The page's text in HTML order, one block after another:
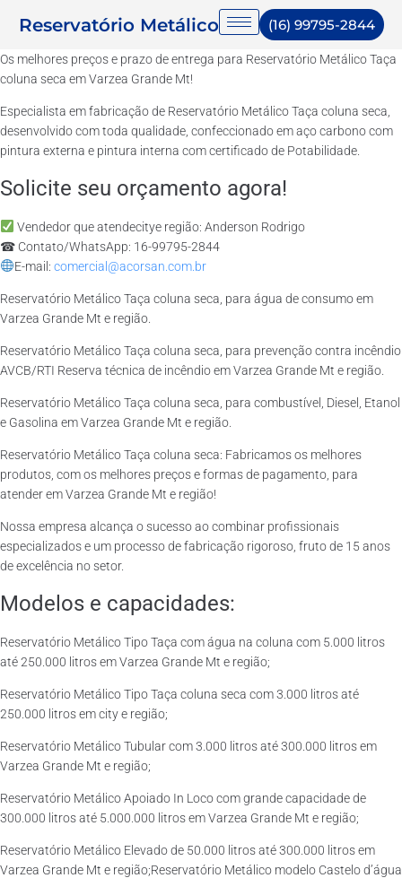
Reservatório Metálico (16) 99795-2844
Os melhores preços e prazo de entrega para Reservatório Metálico Taça
coluna seca em Varzea Grande Mt!
Especialista em fabricação de Reservatório Metálico Taça coluna seca,
desenvolvido com toda qualidade, confeccionado em aço carbono com
pintura externa e pintura interna com certificado de Potabilidade.
Solicite seu orçamento agora!
Vendedor que atendecitye região: Anderson Rodrigo
☎ Contato/WhatsApp: 16-99795-2844
E-mail: comercial@acorsan.com.br
Reservatório Metálico Taça coluna seca, para água de consumo em
Varzea Grande Mt e região.
Reservatório Metálico Taça coluna seca, para prevenção contra incêndio
AVCB/RTI Reserva técnica de incêndio em Varzea Grande Mt e região.
Reservatório Metálico Taça coluna seca, para combustível, Diesel, Etanol
e Gasolina em Varzea Grande Mt e região.
Reservatório Metálico Taça coluna seca: Fabricamos os melhores
produtos, com os melhores preços e formas de pagamento, para
atender em Varzea Grande Mt e região!
Nossa empresa alcança o sucesso ao combinar profissionais
especializados e um processo de fabricação rigoroso, fruto de 15 anos
de excelência no setor.
Modelos e capacidades:
Reservatório Metálico Tipo Taça com água na coluna com 5.000 litros
até 250.000 litros em Varzea Grande Mt e região;
Reservatório Metálico Tipo Taça coluna seca com 3.000 litros até
250.000 litros em city e região;
Reservatório Metálico Tubular com 3.000 litros até 300.000 litros em
Varzea Grande Mt e região;
Reservatório Metálico Apoiado In Loco com grande capacidade de
300.000 litros até 5.000.000 litros em Varzea Grande Mt e região;
Reservatório Metálico Elevado de 50.000 litros até 300.000 litros em
Varzea Grande Mt e região;Reservatório Metálico modelo Castelo d’água